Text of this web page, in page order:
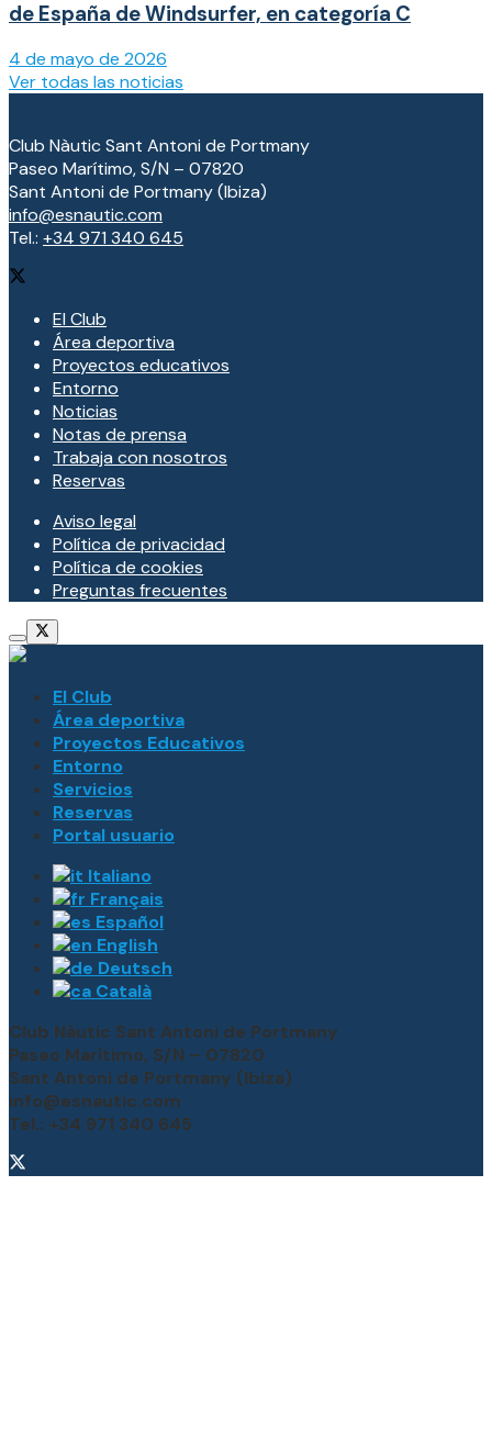
de España de Windsurfer, en categoría C
4 de mayo de 2026
Ver todas las noticias
Club Nàutic Sant Antoni de Portmany
Paseo Marítimo, S/N – 07820
Sant Antoni de Portmany (Ibiza)
info@esnautic.com
Tel.: +34 971 340 645
El Club
Área deportiva
Proyectos educativos
Entorno
Noticias
Notas de prensa
Trabaja con nosotros
Reservas
Aviso legal
Política de privacidad
Política de cookies
Preguntas frecuentes
El Club
Área deportiva
Proyectos Educativos
Entorno
Servicios
Reservas
Portal usuario
Italiano
Français
Español
English
Deutsch
Català
Club Nàutic Sant Antoni de Portmany
Paseo Marítimo, S/N – 07820
Sant Antoni de Portmany (Ibiza)
info@esnautic.com
Tel.: +34 971 340 645